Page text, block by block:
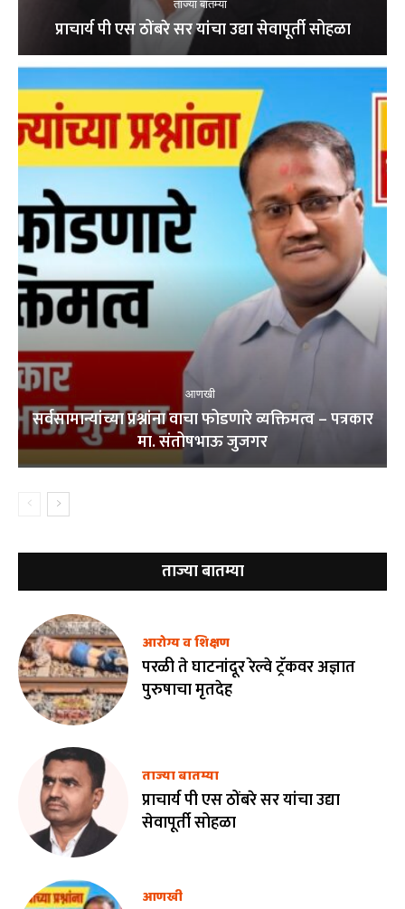
ताज्या बातम्या
प्राचार्य पी एस ठोंबरे सर यांचा उद्या सेवापूर्ती सोहळा
आणखी
सर्वसामान्यांच्या प्रश्नांना वाचा फोडणारे व्यक्तिमत्व – पत्रकार
मा. संतोषभाऊ जुजगर
ताज्या बातम्या
आरोग्य व शिक्षण
परळी ते घाटनांदूर रेल्वे ट्रॅकवर अज्ञात
पुरुषाचा मृतदेह
ताज्या बातम्या
प्राचार्य पी एस ठोंबरे सर यांचा उद्या
सेवापूर्ती सोहळा
आणखी